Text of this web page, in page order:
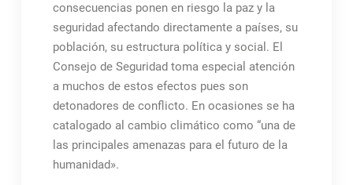
consecuencias ponen en riesgo la paz y la
seguridad afectando directamente a países, su
población, su estructura política y social. El
Consejo de Seguridad toma especial atención
a muchos de estos efectos pues son
detonadores de conflicto. En ocasiones se ha
catalogado al cambio climático como “una de
las principales amenazas para el futuro de la
humanidad».